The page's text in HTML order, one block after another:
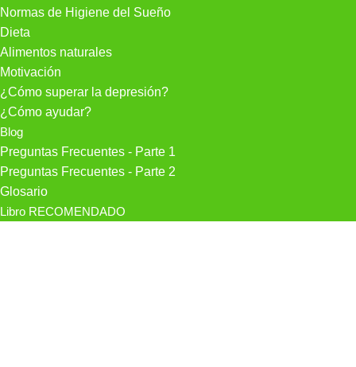
Normas de Higiene del Sueño
Dieta
Alimentos naturales
Motivación
¿Cómo superar la depresión?
¿Cómo ayudar?
Blog
Preguntas Frecuentes - Parte 1
Preguntas Frecuentes - Parte 2
Glosario
Libro RECOMENDADO